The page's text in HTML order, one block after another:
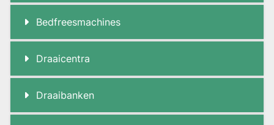
Bedfreesmachines
Draaicentra
Draaibanken